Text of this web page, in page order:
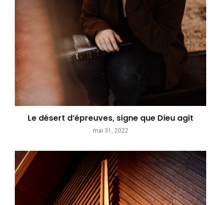
Le désert d’épreuves, signe que Dieu agit
mai 31, 2022